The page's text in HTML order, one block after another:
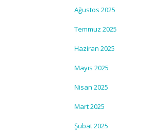
Ağustos 2025
Temmuz 2025
Haziran 2025
Mayıs 2025
Nisan 2025
Mart 2025
Şubat 2025